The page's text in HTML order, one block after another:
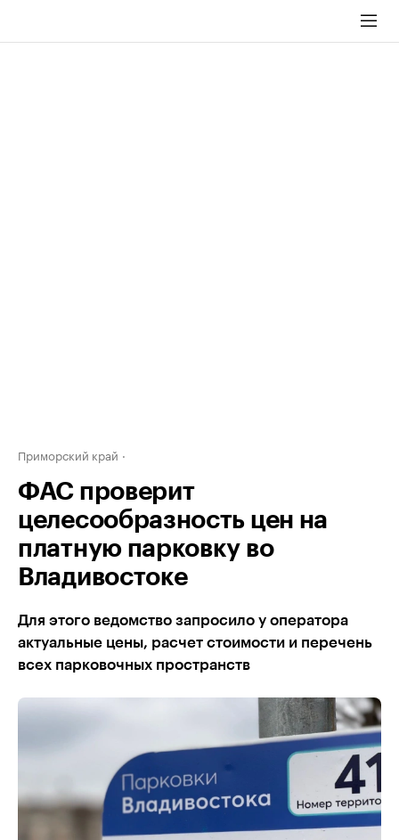
Приморский край
ФАС проверит
целесообразность цен на
платную парковку во
Владивостоке
Для этого ведомство запросило у оператора
актуальные цены, расчет стоимости и перечень
всех парковочных пространств